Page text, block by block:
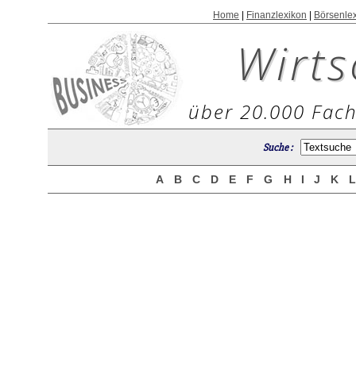
Home Finanzlexikon
über 20.000
Suche :
A B C D E F G H I J K